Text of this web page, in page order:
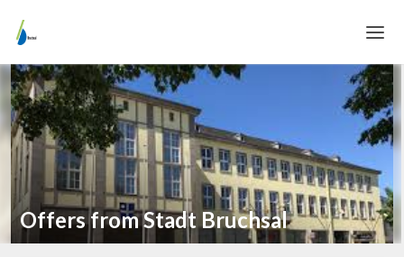
Home
Login
Language
Help & Info
Offers from Stadt Bruchsal